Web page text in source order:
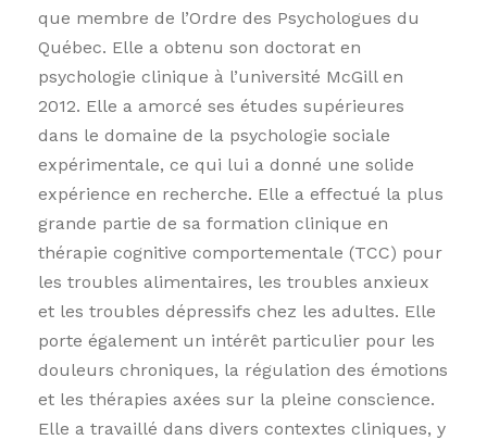
que membre de l’Ordre des Psychologues du
Québec. Elle a obtenu son doctorat en
psychologie clinique à l’université McGill en
2012. Elle a amorcé ses études supérieures
dans le domaine de la psychologie sociale
expérimentale, ce qui lui a donné une solide
expérience en recherche. Elle a effectué la plus
grande partie de sa formation clinique en
thérapie cognitive comportementale (TCC) pour
les troubles alimentaires, les troubles anxieux
et les troubles dépressifs chez les adultes. Elle
porte également un intérêt particulier pour les
douleurs chroniques, la régulation des émotions
et les thérapies axées sur la pleine conscience.
Elle a travaillé dans divers contextes cliniques, y